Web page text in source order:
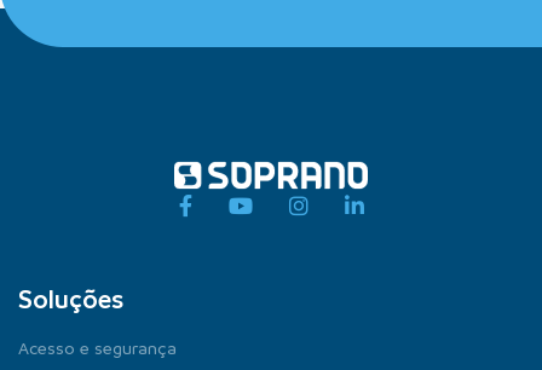
Soluções
Acesso e segurança